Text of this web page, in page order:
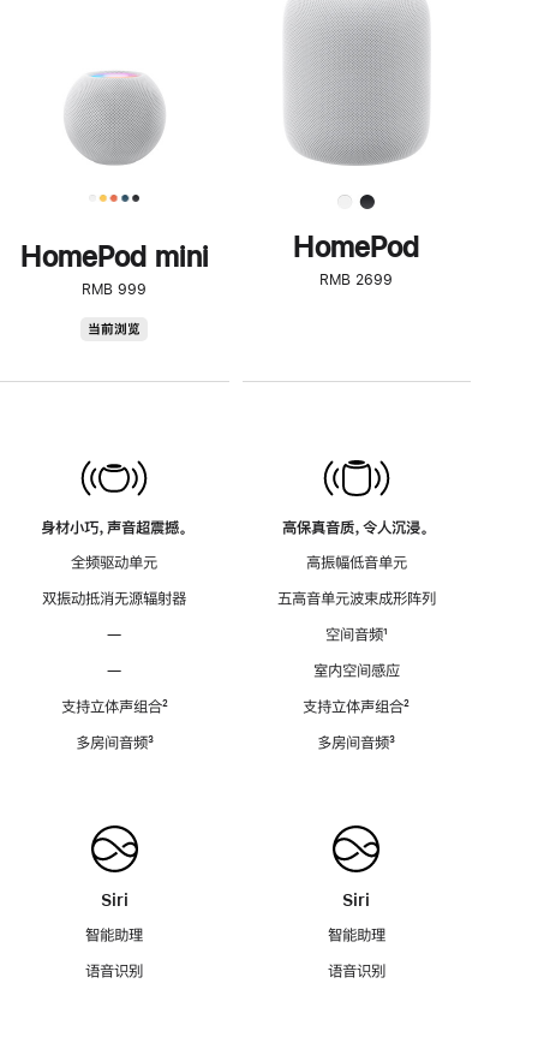
HomePod mini
RMB 999
当前浏览
身材小巧，声音超震撼。
全频驱动单元
双振动抵消无源辐射器
—
—
支持立体声组合脚
²
多房间音频脚
³
Siri
智能助理
语音识别
了
解
HomePod<
HomePod
RMB 2699
高保真音质，令人沉浸。
高振幅低音单元
五高音单元波束成形阵列
空间音频脚
¹
室内空间感应
支持立体声组合脚
²
多房间音频脚
³
Siri
智能助理
语音识别